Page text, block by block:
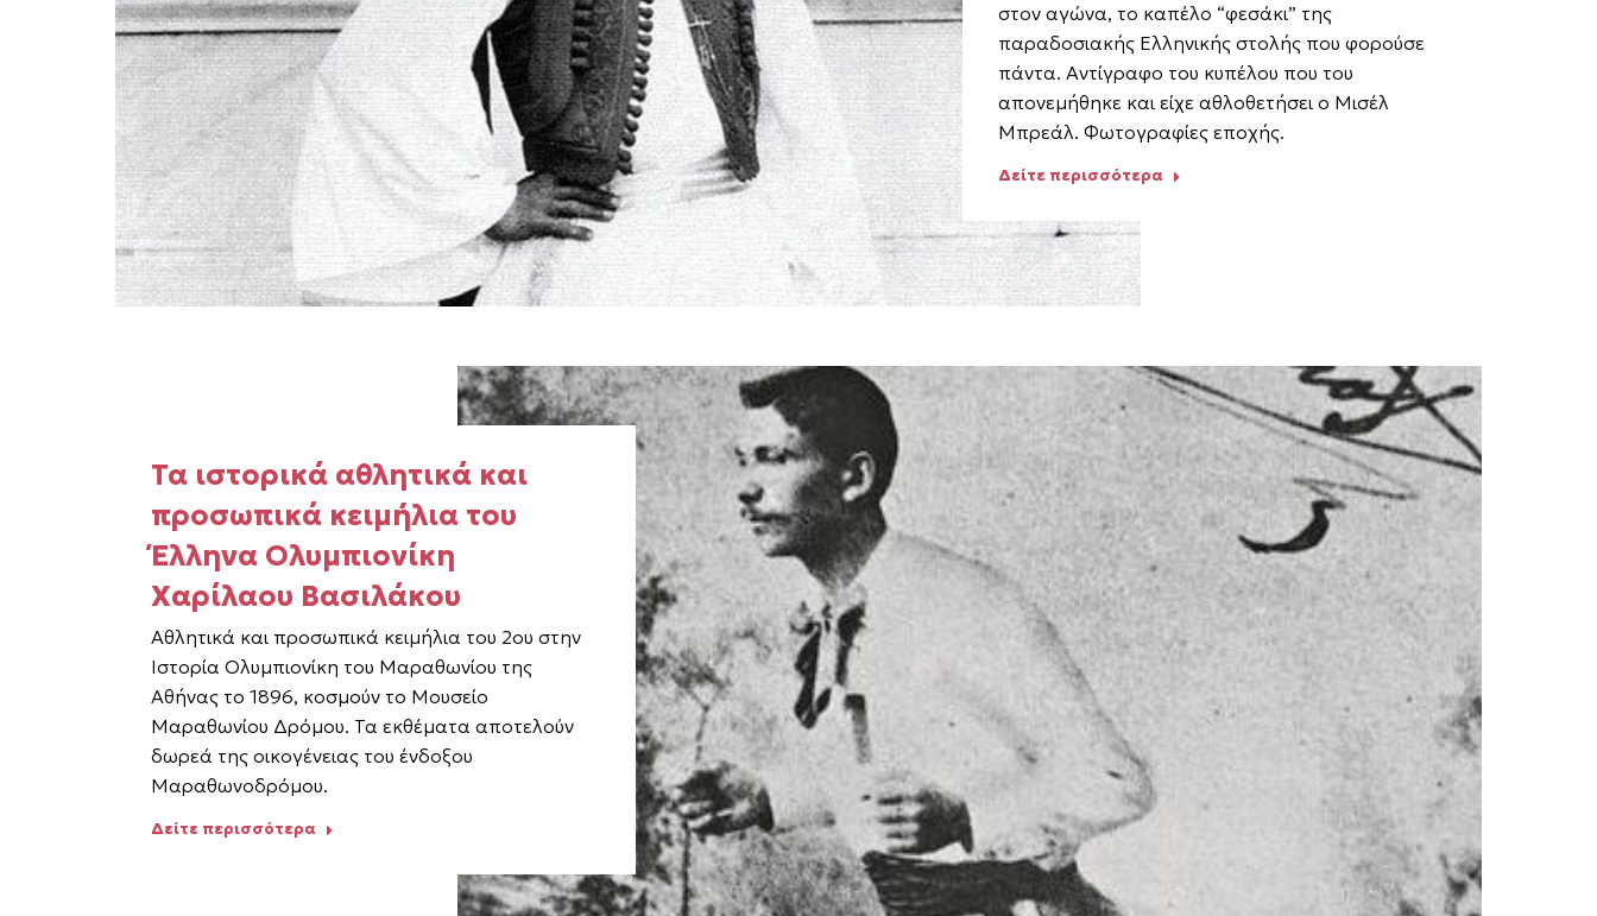
στον αγώνα, το καπέλο “φεσάκι” της
παραδοσιακής Ελληνικής στολής που φορούσε
πάντα. Αντίγραφο του κυπέλου που του
απονεμήθηκε και είχε αθλοθετήσει ο Μισέλ
Μπρεάλ. Φωτογραφίες εποχής.
Δείτε περισσότερα
Τα ιστορικά αθλητικά και
προσωπικά κειμήλια του
Έλληνα Ολυμπιονίκη
Χαρίλαου Βασιλάκου
Αθλητικά και προσωπικά κειμήλια του 2ου στην
Ιστορία Ολυμπιονίκη του Μαραθωνίου της
Αθήνας το 1896, κοσμούν το Μουσείο
Μαραθωνίου Δρόμου. Τα εκθέματα αποτελούν
δωρεά της οικογένειας του ένδοξου
Μαραθωνοδρόμου.
Δείτε περισσότερα